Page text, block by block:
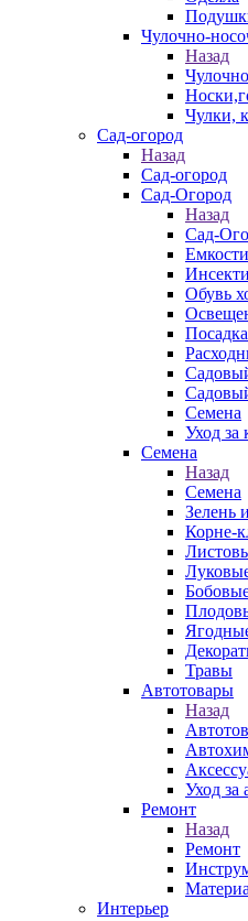
Чулочно-
Назад
Чулки,
Сад-огород
Назад
Сад-огород
Сад-Огород
Назад
Сад-
Емкости
Обувь
Семена
Уход за
Семена
Назад
Семена
Зелень
Корне-
Травы
Автотовары
Назад
Уход за
Ремонт
Назад
Ремонт
Интерьер